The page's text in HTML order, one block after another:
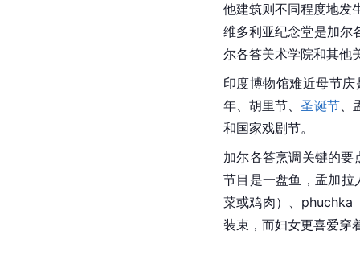
他建筑则不同程度地发
维多利亚纪念堂是加尔
尔各答美术学院和其他
印度博物馆难近母节
年、胡里节、圣诞节、
和国家戏剧节。
加尔各答烹调关键的要
节目是一盘鱼，孟加拉
菜或鸡肉）、phuchka
装束，而妇女更喜爱穿